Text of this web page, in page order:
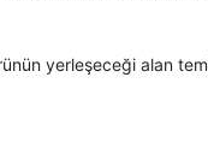
yerleşeceği alan